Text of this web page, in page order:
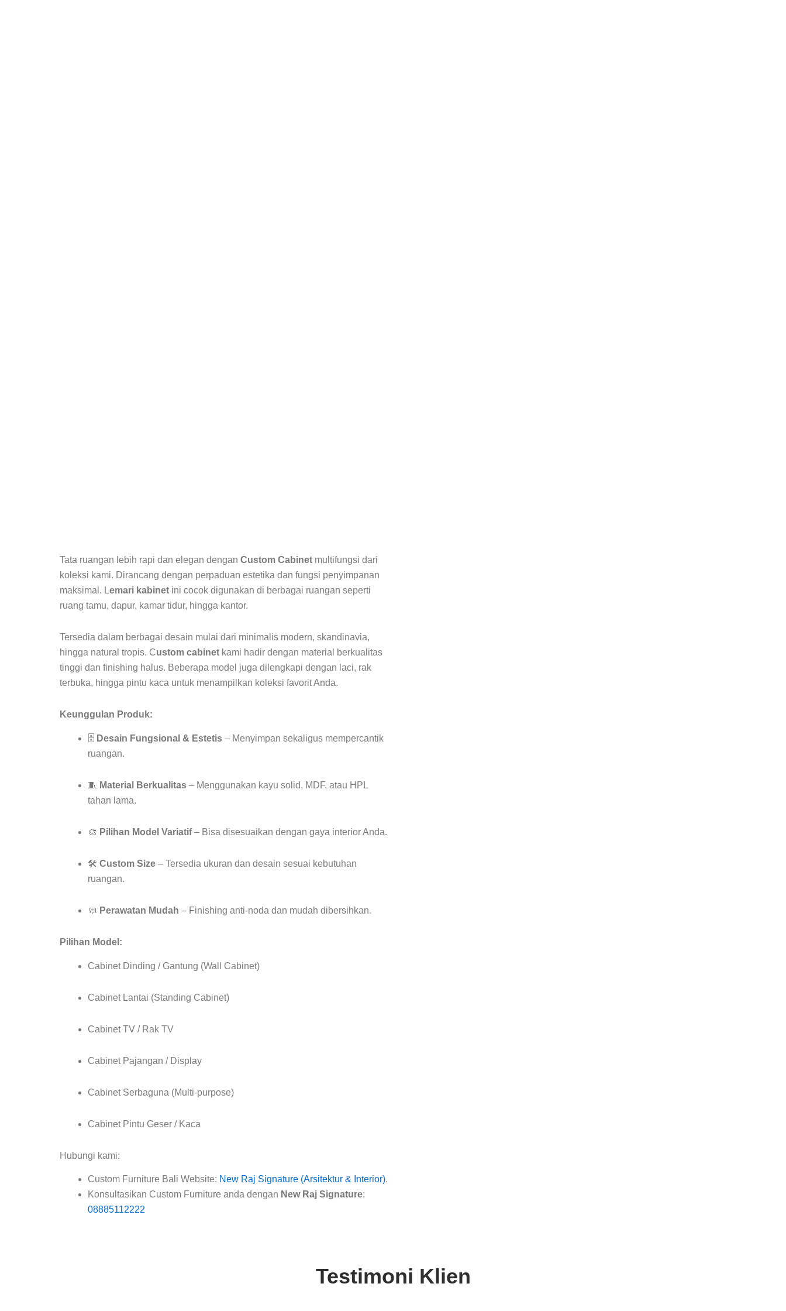
Tata ruangan lebih rapi dan elegan dengan Custom Cabinet multifungsi dari
koleksi kami. Dirancang dengan perpaduan estetika dan fungsi penyimpanan
maksimal. Lemari kabinet ini cocok digunakan di berbagai ruangan seperti
ruang tamu, dapur, kamar tidur, hingga kantor.
Tersedia dalam berbagai desain mulai dari minimalis modern, skandinavia,
hingga natural tropis. Custom cabinet kami hadir dengan material berkualitas
tinggi dan finishing halus. Beberapa model juga dilengkapi dengan laci, rak
terbuka, hingga pintu kaca untuk menampilkan koleksi favorit Anda.
Keunggulan Produk:
🗄️ Desain Fungsional & Estetis – Menyimpan sekaligus mempercantik
ruangan.
🧵 Material Berkualitas – Menggunakan kayu solid, MDF, atau HPL
tahan lama.
🎨 Pilihan Model Variatif– Bisa disesuaikan dengan gaya interior Anda.
🛠️ Custom Size – Tersedia ukuran dan desain sesuai kebutuhan
ruangan.
🧼 Perawatan Mudah – Finishing anti-noda dan mudah dibersihkan.
Pilihan Model:
Cabinet Dinding / Gantung (Wall Cabinet)
Cabinet Lantai (Standing Cabinet)
Cabinet TV / Rak TV
Cabinet Pajangan / Display
Cabinet Serbaguna (Multi-purpose)
Cabinet Pintu Geser / Kaca
Hubungi kami:
Custom Furniture Bali Website: New Raj Signature (Arsitektur & Interior).
Konsultasikan Custom Furniture anda dengan New Raj Signature:
08885112222
Testimoni Klien